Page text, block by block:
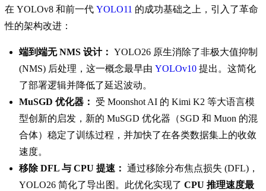
在 YOLOv8 和前一代 YOLO11 的成功基础之上，引入了革命
性的架构改进：
端到端无 NMS 设计： YOLO26 原生消除了非极大值抑制
(NMS) 后处理，这一概念最早由 YOLOv10 提出。这简化
了部署逻辑并降低了延迟波动。
MuSGD 优化器：
受 Moonshot AI 的 Kimi K2 等大语言模
型创新的启发，新的 MuSGD 优化器（SGD 和 Muon 的混
合体）稳定了训练过程，并加快了在各类数据集上的收敛
速度。
移除 DFL 与 CPU 提速： 通过移除分布焦点损失 (DFL)，
YOLO26 简化了导出图。此优化实现了 CPU 推理速度最